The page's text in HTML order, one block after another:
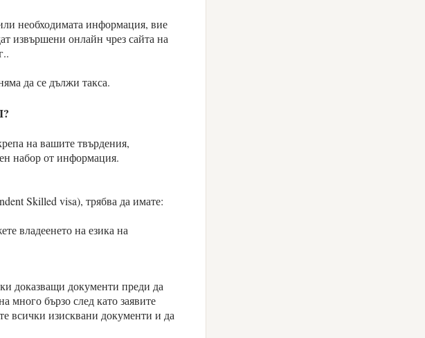
необходимата информация, вие
извършени онлайн чрез сайта на
да се дължи такса.
на вашите твърдения,
набор от информация.
Skilled visa), трябва да имате:
владеенето на езика на
доказващи документи преди да
много бързо след като заявите
всички изисквани документи и да